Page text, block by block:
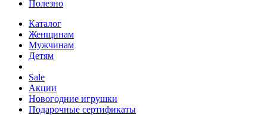
Полезно
Каталог
Женщинам
Мужчинам
Детям
Sale
Акции
Новогодние игрушки
Подарочные сертификаты